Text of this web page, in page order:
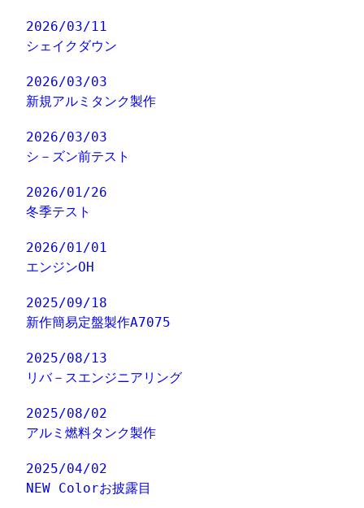
2026/03/11
シェイクダウン
2026/03/03
新規アルミタンク製作
2026/03/03
シ－ズン前テスト
2026/01/26
冬季テスト
2026/01/01
エンジンOH
2025/09/18
新作簡易定盤製作A7075
2025/08/13
リバ－スエンジニアリング
2025/08/02
アルミ燃料タンク製作
2025/04/02
NEW Colorお披露目